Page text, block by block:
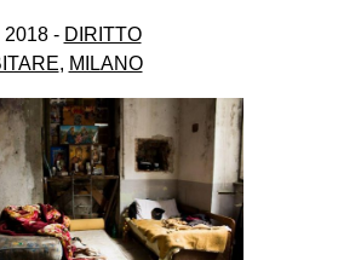
CINEMA
MANIFESTI
MUSICA
RECENSIONI
INTERNAZIONALE
2018 - DIRITTO
, MILANO